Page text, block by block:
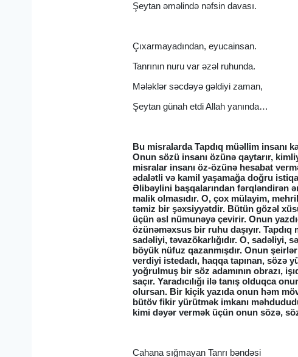
Şeytan əməlində nəfsin davası.
Çıxarmayadından, eyucainsan.
Tanrının nuru var əzəl ruhunda.
Mələklər səcdəyə gəldiyi zaman,
Şeytan günah etdi Allah yanında…
Bu misralarda Tapdıq müəllim insanı
Onun sözü insanı özünə qaytarır,
misralar insanı öz-özünə hesabat
ədalətli və kamil yaşamağa doğru
Əlibəylini başqalarından fərqləndirən
malik olmasıdır. O, çox mülayim,
təmiz bir şəxsiyyətdir. Bütün gözəl
üçün əsl nümunəyə çevirir. Onun
özünəməxsus bir ruhu daşıyır.
sadəliyi, təvazökarlığıdır. O, sadəliyi,
böyük nüfuz qazanmışdır. Onun
verdiyi istedadı, haqqa tapınan, sözə
yoğrulmuş bir söz adamının obrazı,
saçır. Yaradıcılığı ilə tanış olduqca
olursan. Bir kiçik yazıda onun həm
bütöv fikir yürütmək imkanı
kimi dəyər vermək üçün onun sözə,
Cahana sığmayan Tanrı bəndəsi